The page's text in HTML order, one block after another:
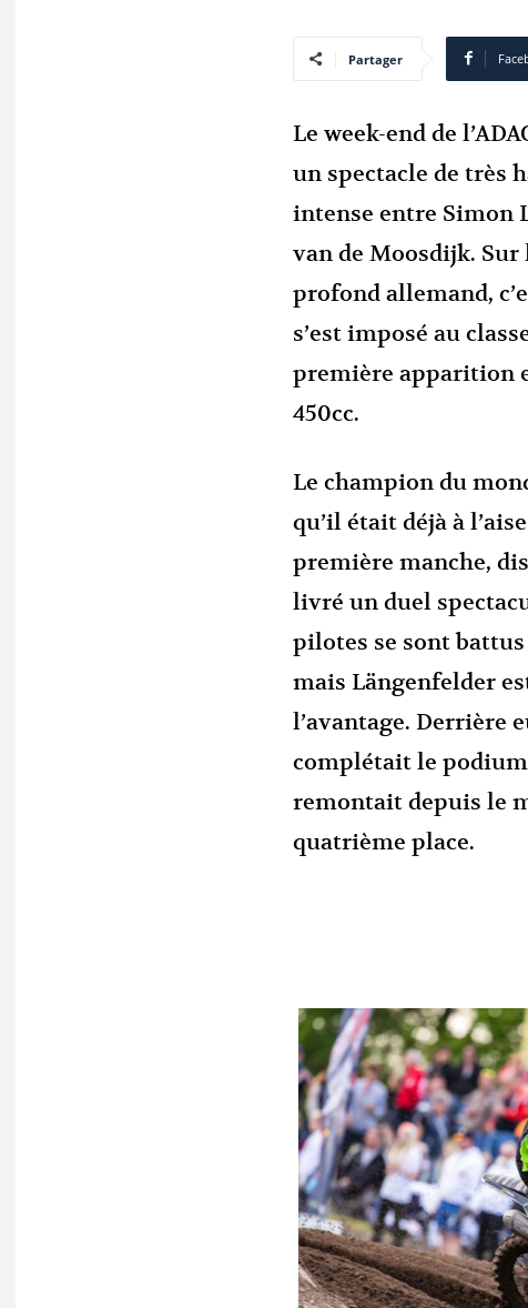
Partager
Le week-end de
un spectacle de très
intense entre Simon
van de Moosdijk.
profond allemand,
s’est imposé au
première apparition
450cc.
Le champion du
qu’il était déjà à
première manche,
livré un duel
pilotes se sont battus
mais Längenfelder
l’avantage. Derrière
complétait le
remontait depuis le
quatrième place.